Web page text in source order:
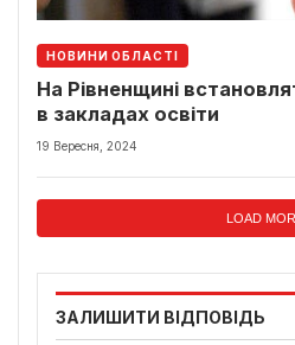
НОВИНИ ОБЛАСТІ
На Рівненщині
в закладах освіти
19 Вересня, 2024
LOAD
ЗАЛИШИТИ ВІДПОВІДЬ